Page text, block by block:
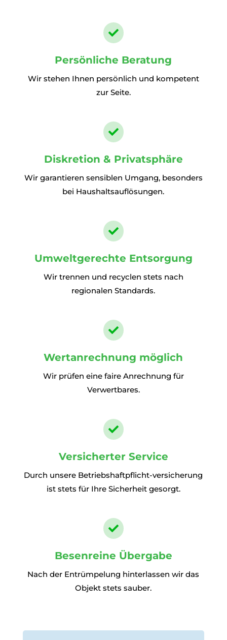

Persönliche Beratung
Wir stehen Ihnen persönlich und kompetent
zur Seite.

Diskretion & Privatsphäre
Wir garantieren sensiblen Umgang, besonders
bei Haushaltsauflösungen.

Umweltgerechte Entsorgung
Wir trennen und recyclen stets nach
regionalen Standards.

Wertanrechnung möglich
Wir prüfen eine faire Anrechnung für
Verwertbares.

Versicherter Service
Durch unsere Betriebshaftpflicht-versicherung
ist stets für Ihre Sicherheit gesorgt.

Besenreine Übergabe
Nach der Entrümpelung hinterlassen wir das
Objekt stets sauber.